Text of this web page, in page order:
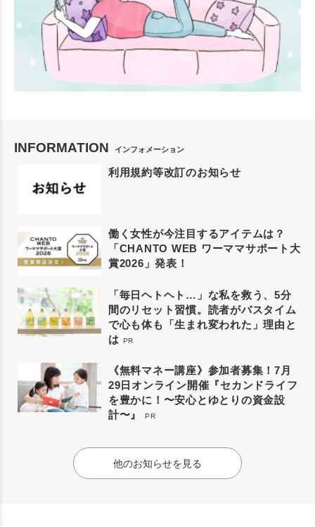
INFORMATION インフォメーション
利用規約等改訂のお知らせ
働く女性が今注目するアイテムは？
「CHANTO WEB ワーママサポート大
賞2026」発表！
「毎日ヘトヘト…」な私を救う、5分
間のリセット習慣。読者がバスタイム
で心も体も「生まれ変われた」理由と
は PR
《無料マネー講座》参加者募集！7月
29日オンライン開催『セカンドライフ
を豊かに！〜安心とゆとりの資金設
計〜』
PR
他のお知らせを見る